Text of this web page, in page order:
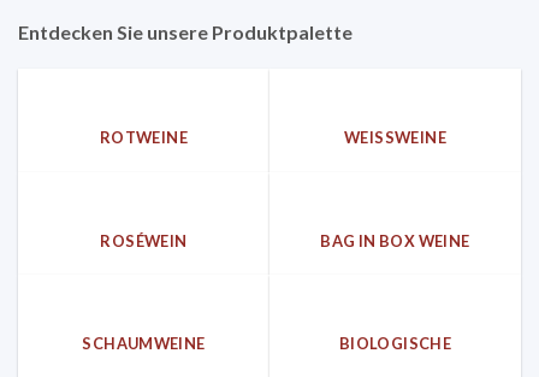
Entdecken Sie unsere Produktpalette
ROTWEINE WEISSWEINE
ROSÉWEIN BAG IN BOX WEINE
SCHAUMWEINE BIOLOGISCHE